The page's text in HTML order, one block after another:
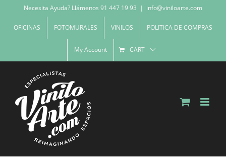
Necesita Ayuda? Llámenos 91 447 19 93 | info@viniloarte.com
OFICINAS FOTOMURALES VINILOS POLITICA DE COMPRAS
My Account CART